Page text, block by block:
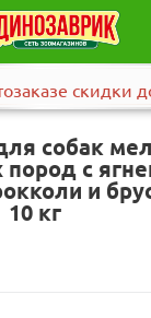
скидки
собак
с
и
10 кг